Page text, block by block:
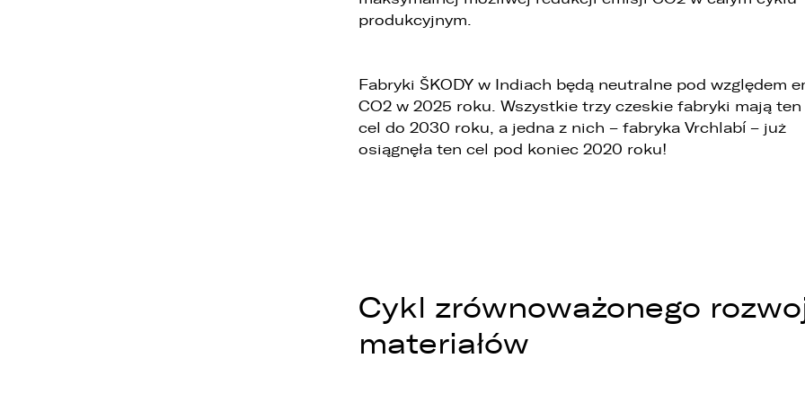
produkcyjnym.
Fabryki ŠKODY w Indiach będą neutralne pod względem
CO2 w 2025 roku. Wszystkie trzy czeskie fabryki mają ten
cel do 2030 roku, a jedna z nich – fabryka Vrchlabí – już
osiągnęła ten cel pod koniec 2020 roku!
Cykl zrównoważonego
materiałów
WHATSAPP
EMAIL
SKOPIUJ LINK
4. Podanie danych osobowych jest dobrowolne, jednakże Ich brak
5. Dane udostępnione przez Państwa nie będą przetwarzane w sposób
zautomatyzowany i nie będą podlegały profilowaniu.
6. Administrator nie przekazuje danych osobowych do państwa
trzeciego lub organizacji międzynarodowej.